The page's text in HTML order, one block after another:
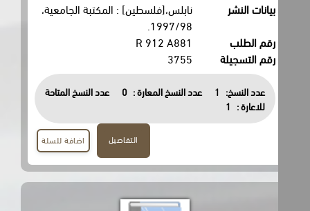
بيانات النشر
نابلس،[فلسطين] : المكتبة الجامعية،
1997/98.
رقم الطلب
R 912 A881
رقم التسجيلة
3755
عدد النسخ: 1 عدد النسخ المعارة : 0
عدد النسخ المتاحة
للاعارة :
1
اضافة للسلة